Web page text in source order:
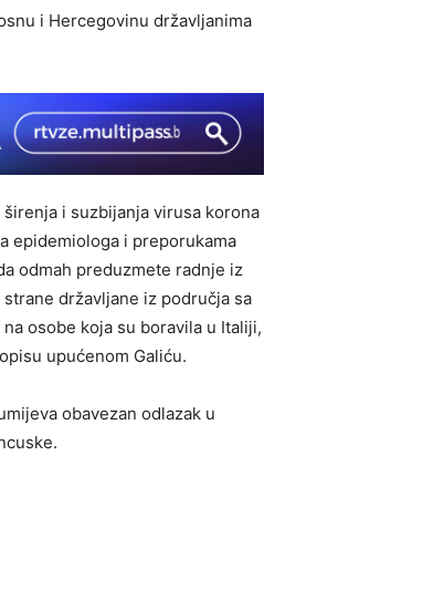
i Hercegovinu državljanima
i suzbijanja virusa korona
epidemiologa i preporukama
odmah preduzmete radnje iz
državljane iz područja sa
osobe koja su boravila u Italiji,
upućenom Galiću.
obavezan odlazak u